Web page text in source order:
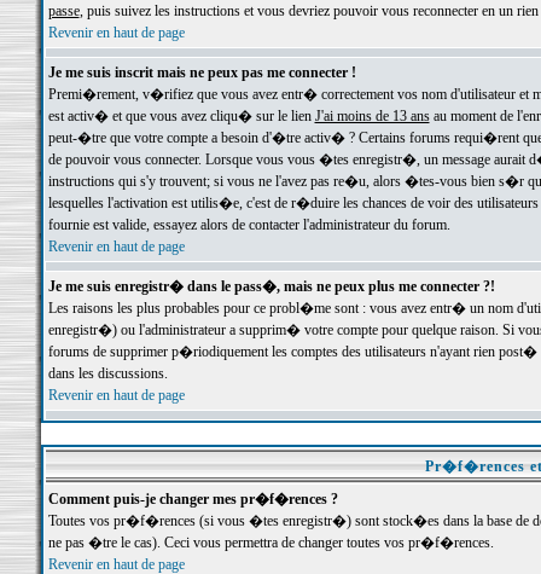
passe, puis suivez les instructions et vous devriez pouvoir vous reconnecter en un rien
Revenir en haut de page
Je me suis inscrit mais ne peux pas me connecter !
Premi�rement, v�rifiez que vous avez entr� correctement vos nom d'utilisateur
est activ� et que vous avez cliqu� sur le lien J'ai moins de 13 ansau moment de
peut-�tre que votre compte a besoin d'�tre activ� ? Certains forums requi�rent
de pouvoir vous connecter. Lorsque vous vous �tes enregistr�, un message aurait
instructions qui s'y trouvent; si vous ne l'avez pas re�u, alors �tes-vous bien s�r
lesquelles l'activation est utilis�e, c'est de r�duire les chances de voir des
fournie est valide, essayez alors de contacter l'administrateur du forum.
Revenir en haut de page
Je me suis enregistr� dans le pass�, mais ne peux plus me connecter ?!
Les raisons les plus probables pour ce probl�me sont : vous avez entr� un nom
enregistr�) ou l'administrateur a supprim� votre compte pour quelque raison. Si
forums de supprimer p�riodiquement les comptes des utilisateurs n'ayant rien
dans les discussions.
Revenir en haut de page
Pr�f�rences
Comment puis-je changer mes pr�f�rences ?
Toutes vos pr�f�rences (si vous �tes enregistr�) sont stock�es dans la base de
ne pas �tre le cas). Ceci vous permettra de changer toutes vos pr�f�rences.
Revenir en haut de page